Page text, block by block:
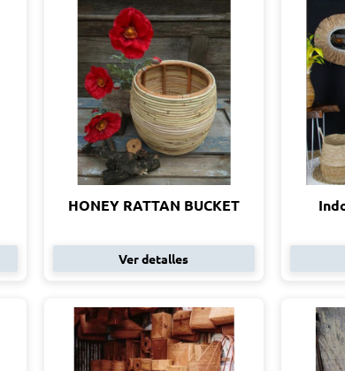
HONEY RATTAN BUCKET
Ver detalles